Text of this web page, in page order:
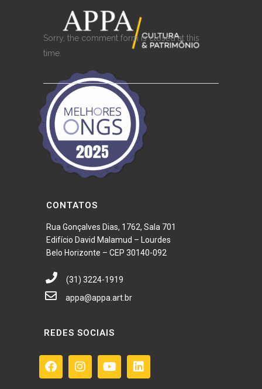
Sorry, the comment form is closed at this
time.
CONTATOS
Rua Gonçalves Dias, 1762, Sala 701
Edifício David Malamud – Lourdes
Belo Horizonte – CEP 30140-092
(31) 3224-1919
appa@appa.art.br
REDES SOCIAIS